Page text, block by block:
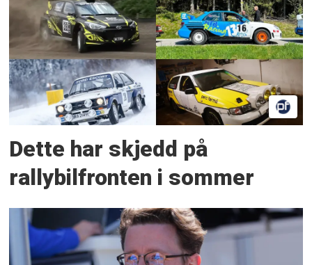
Dette har skjedd på
rallybilfronten i sommer